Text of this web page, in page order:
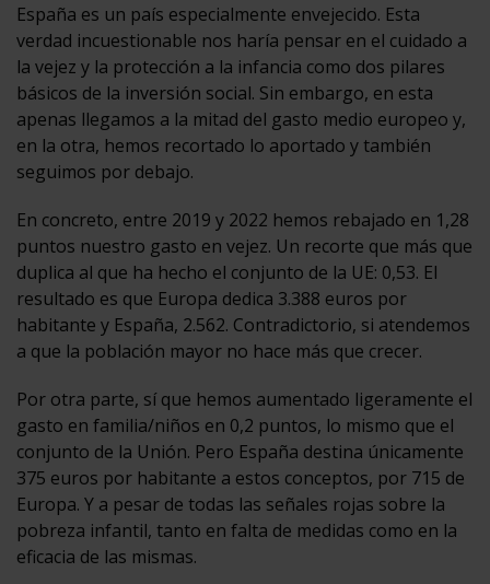
España es un país especialmente envejecido. Esta
verdad incuestionable nos haría pensar en el cuidado a
la vejez y la protección a la infancia como dos pilares
básicos de la inversión social. Sin embargo, en esta
apenas llegamos a la mitad del gasto medio europeo y,
en la otra, hemos recortado lo aportado y también
seguimos por debajo.
En concreto, entre 2019 y 2022 hemos rebajado en 1,28
puntos nuestro gasto en vejez. Un recorte que más que
duplica al que ha hecho el conjunto de la UE: 0,53. El
resultado es que Europa dedica 3.388 euros por
habitante y España, 2.562. Contradictorio, si atendemos
a que la población mayor no hace más que crecer.
Por otra parte, sí que hemos aumentado ligeramente el
gasto en familia/niños en 0,2 puntos, lo mismo que el
conjunto de la Unión. Pero España destina únicamente
375 euros por habitante a estos conceptos, por 715 de
Europa. Y a pesar de todas las señales rojas sobre la
pobreza infantil, tanto en falta de medidas como en la
eficacia de las mismas.